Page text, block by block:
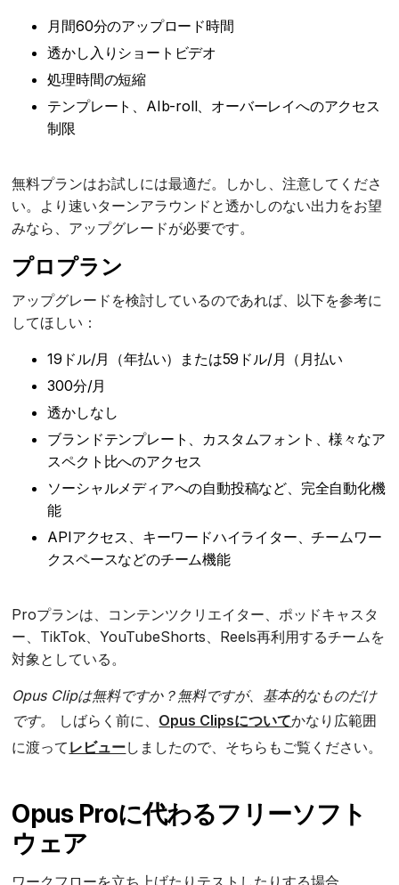
月間60分のアップロード時間
透かし入りショートビデオ
処理時間の短縮
テンプレート、AIb-roll、オーバーレイへのアクセス
制限
無料プランはお試しには最適だ。しかし、注意してくださ
い。より速いターンアラウンドと透かしのない出力をお望
みなら、アップグレードが必要です。
プロプラン
アップグレードを検討しているのであれば、以下を参考に
してほしい：
19ドル/月（年払い）または59ドル/月（月払い
300分/月
透かしなし
ブランドテンプレート、カスタムフォント、様々なア
スペクト比へのアクセス
ソーシャルメディアへの自動投稿など、完全自動化機
能
APIアクセス、キーワードハイライター、チームワー
クスペースなどのチーム機能
Proプランは、コンテンツクリエイター、ポッドキャスタ
ー、TikTok、YouTubeShorts、Reels再利用するチームを
対象としている。
Opus Clipは無料ですか？無料ですが、基本的なものだけ
です。
しばらく前に、 Opus Clipsについてかなり広範囲
に渡って レビューしましたので、そちらもご覧ください。
Opus Proに代わるフリーソフト
ウェア